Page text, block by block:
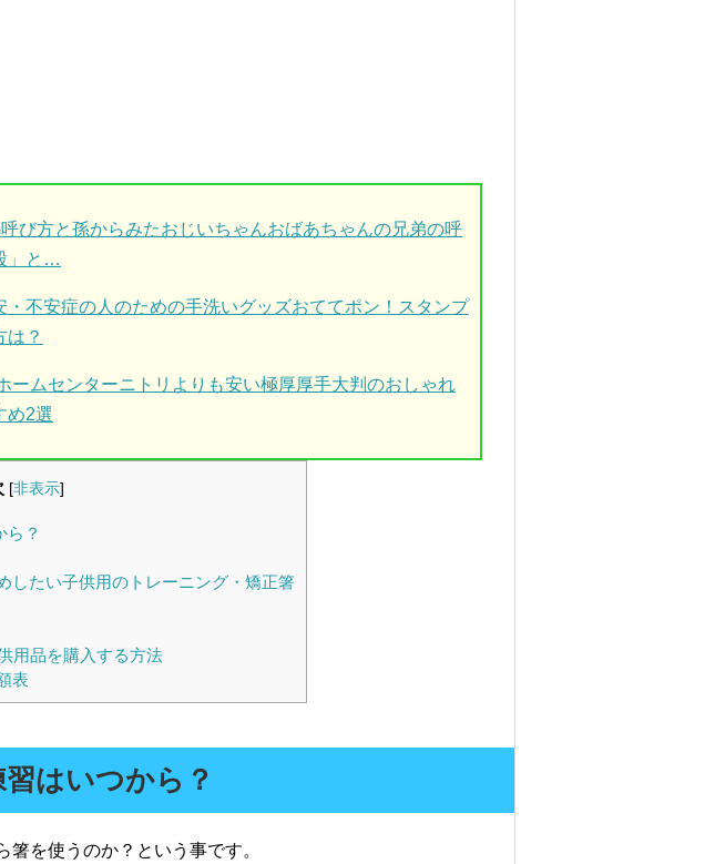
び方と孫からみたおじいちゃんおばあちゃんの兄弟の呼
」と…
不安症の人のための手洗いグッズおててポン！スタンプ
は？
ームセンターニトリよりも安い極厚厚手大判のおしゃれ
め2選
[非表示]
ら？
したい子供用のトレーニング・矯正箸
用品を購入する方法
表
はいつから？
を使うのか？という事です。